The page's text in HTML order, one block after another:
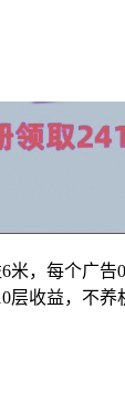
，每个广
收益，不